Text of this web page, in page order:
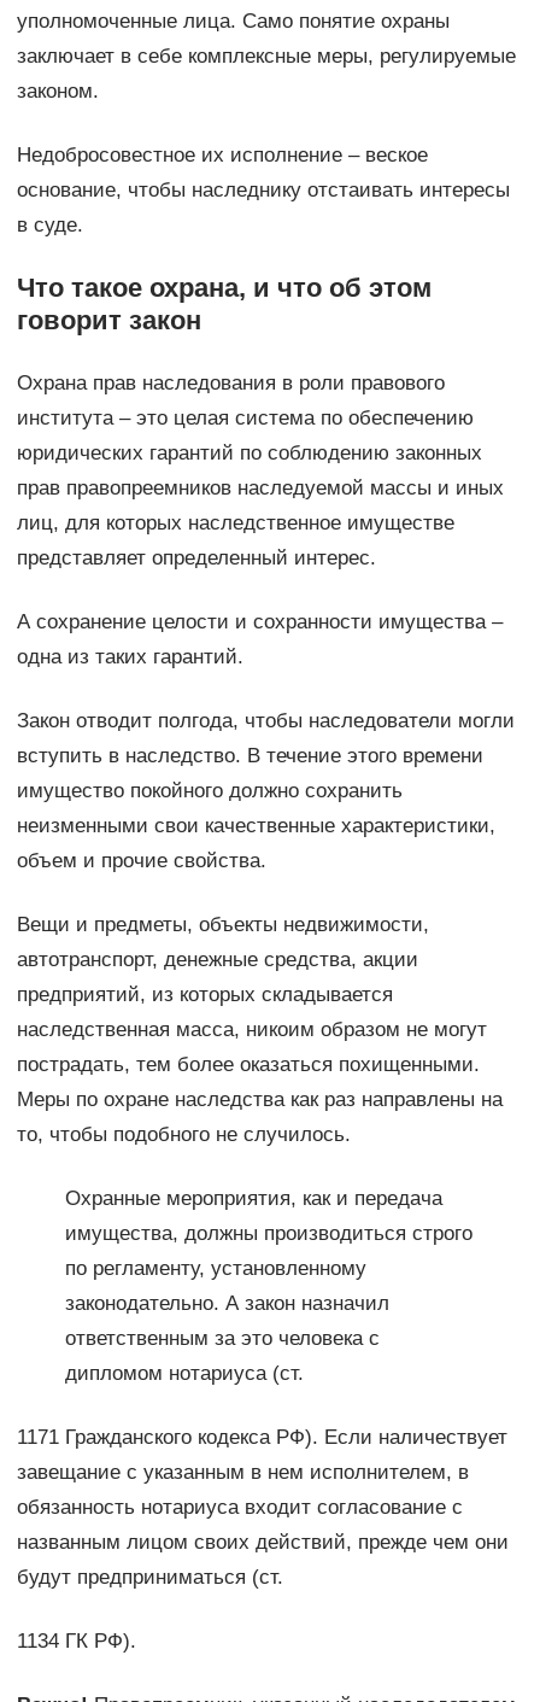
уполномоченные лица. Само понятие охраны
заключает в себе комплексные меры, регулируемые
законом.
Недобросовестное их исполнение – веское
основание, чтобы наследнику отстаивать интересы
в суде.
Что такое охрана, и что об этом
говорит закон
Охрана прав наследования в роли правового
института – это целая система по обеспечению
юридических гарантий по соблюдению законных
прав правопреемников наследуемой массы и иных
лиц, для которых наследственное имуществе
представляет определенный интерес.
А сохранение целости и сохранности имущества –
одна из таких гарантий.
Закон отводит полгода, чтобы наследователи могли
вступить в наследство. В течение этого времени
имущество покойного должно сохранить
неизменными свои качественные характеристики,
объем и прочие свойства.
Вещи и предметы, объекты недвижимости,
автотранспорт, денежные средства, акции
предприятий, из которых складывается
наследственная масса, никоим образом не могут
пострадать, тем более оказаться похищенными.
Меры по охране наследства как раз направлены на
то, чтобы подобного не случилось.
Охранные мероприятия, как и передача
имущества, должны производиться строго
по регламенту, установленному
законодательно. А закон назначил
ответственным за это человека с
дипломом нотариуса (ст.
1171 Гражданского кодекса РФ). Если наличествует
завещание с указанным в нем исполнителем, в
обязанность нотариуса входит согласование с
названным лицом своих действий, прежде чем они
будут предприниматься (ст.
1134 ГК РФ).